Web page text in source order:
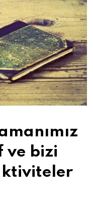
ve bizi